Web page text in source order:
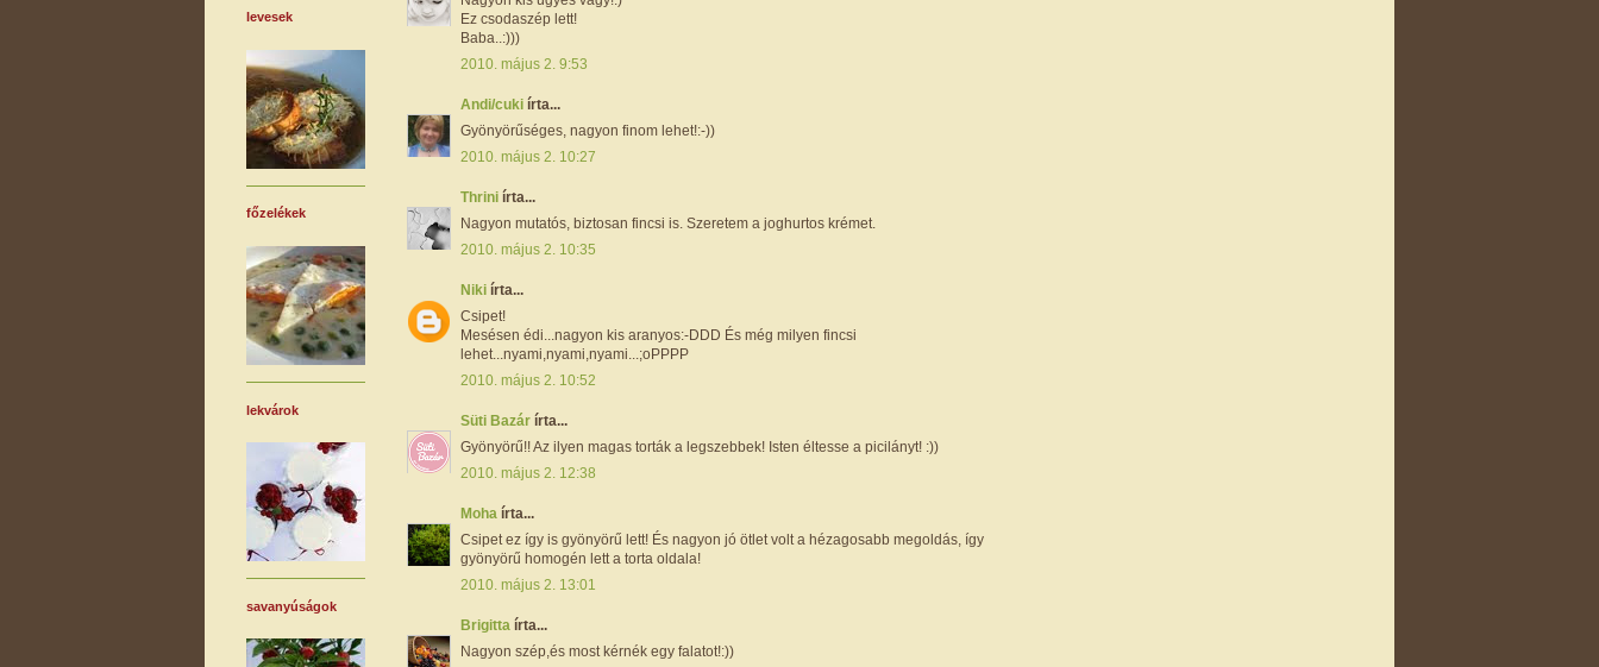
Ez csodaszép lett!
Baba..:)))
2010. május 2. 9:53
Andi/cuki írta...
Gyönyörűséges, nagyon finom lehet!:-))
2010. május 2. 10:27
Thrini írta...
Nagyon mutatós, biztosan fincsi is. Szeretem a joghurtos krémet.
2010. május 2. 10:35
Niki írta...
Csipet!
Mesésen édi...nagyon kis aranyos:-DDD És még milyen fincsi
lehet...nyami,nyami,nyami...;oPPPP
2010. május 2. 10:52
Süti Bazár írta...
Gyönyörű!! Az ilyen magas torták a legszebbek! Isten éltesse a picilányt! :))
2010. május 2. 12:38
Moha írta...
Csipet ez így is gyönyörű lett! És nagyon jó ötlet volt a hézagosabb megoldás, így
gyönyörű homogén lett a torta oldala!
2010. május 2. 13:01
Brigitta írta...
Nagyon szép,és most kérnék egy falatot!:))
levesek
főzelékek
lekvárok
savanyúságok